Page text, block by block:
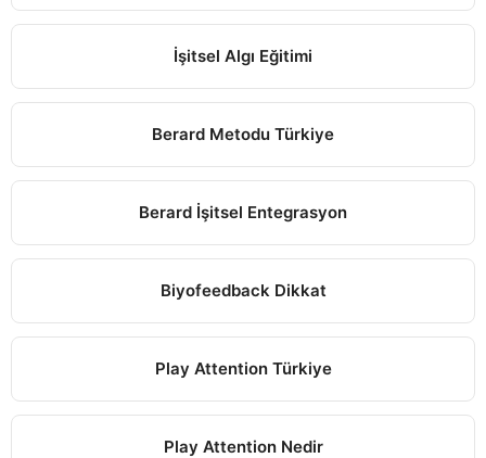
İşitsel Algı Eğitimi
Berard Metodu Türkiye
Berard İşitsel Entegrasyon
Biyofeedback Dikkat
Play Attention Türkiye
Play Attention Nedir